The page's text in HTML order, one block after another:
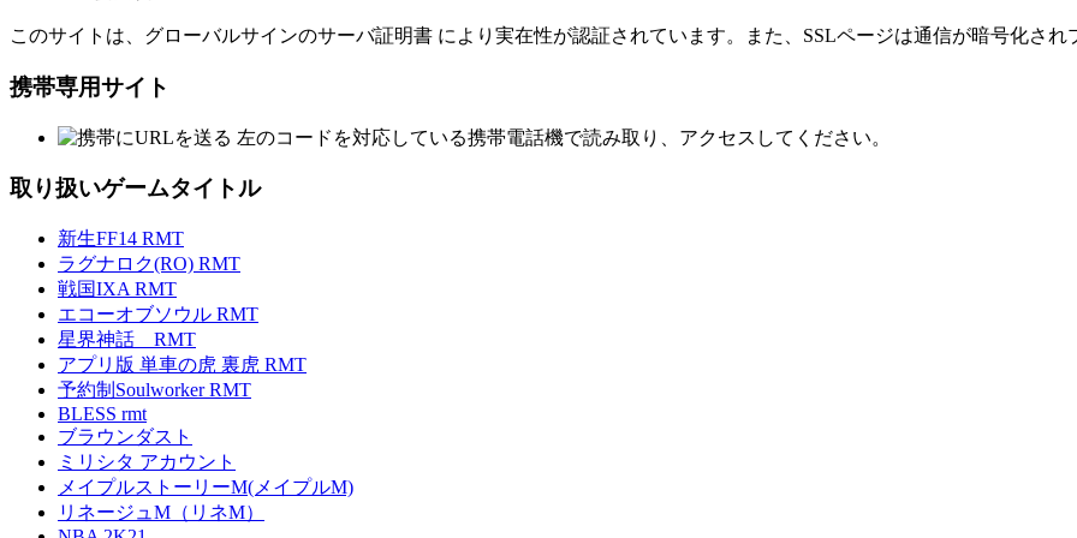
このサイトは、グローバルサインのサーバ証明書 により実在性が認証されています。また、SSLページは通信が暗号化され
携帯専用サイト
左のコードを対応している携帯電話機で読み取り、アクセスしてください。
取り扱いゲームタイトル
新生FF14 RMT
ラグナロク(RO) RMT
戦国IXA RMT
エコーオブソウル RMT
星界神話 RMT
アプリ版 単車の虎 裏虎 RMT
予約制Soulworker RMT
BLESS rmt
ブラウンダスト
ミリシタ アカウント
メイプルストーリーM(メイプルM)
リネージュM（リネM）